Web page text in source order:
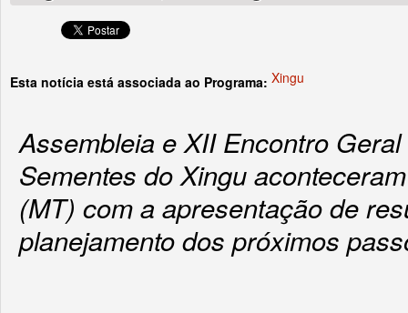
Esta notícia está associada ao Programa: Xingu
Assembleia e XII Encontro
Sementes do Xingu
(MT) com a apresentação de
planejamento dos próximos